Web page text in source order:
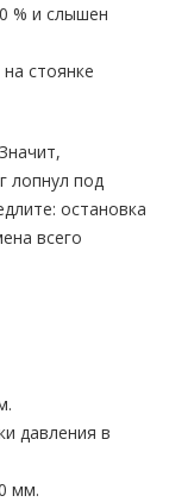
% и слышен
стоянке
лопнул под
остановка
всего
давления в
мм.